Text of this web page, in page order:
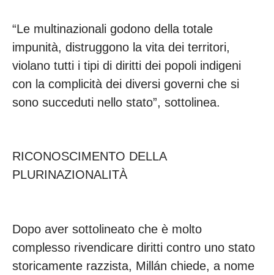
“Le multinazionali godono della totale
impunità, distruggono la vita dei territori,
violano tutti i tipi di diritti dei popoli indigeni
con la complicità dei diversi governi che si
sono succeduti nello stato”, sottolinea.
RICONOSCIMENTO DELLA
PLURINAZIONALITÀ
Dopo aver sottolineato che è molto
complesso rivendicare diritti contro uno stato
storicamente razzista, Millán chiede, a nome